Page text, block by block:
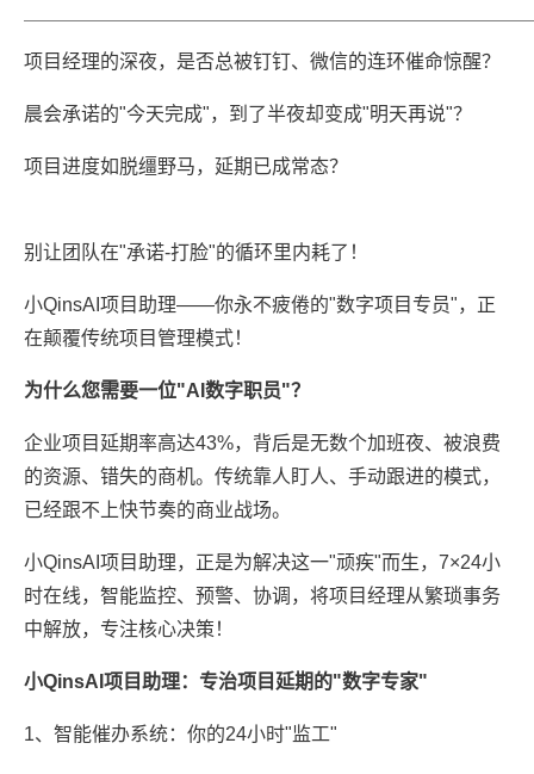
项目经理的深夜，是否总被钉钉、微信的连环催命惊醒？
晨会承诺的"今天完成"，到了半夜却变成"明天再说"？
项目进度如脱缰野马，延期已成常态？
别让团队在"承诺-打脸"的循环里内耗了！
小QinsAI项目助理——你永不疲倦的"数字项目专员"，正
在颠覆传统项目管理模式！
为什么您需要一位"AI数字职员"？
企业项目延期率高达43%，背后是无数个加班夜、被浪费
的资源、错失的商机。传统靠人盯人、手动跟进的模式，
已经跟不上快节奏的商业战场。
小QinsAI项目助理，正是为解决这一"顽疾"而生，7×24小
时在线，智能监控、预警、协调，将项目经理从繁琐事务
中解放，专注核心决策！
小QinsAI项目助理：专治项目延期的"数字专家"
1、智能催办系统：你的24小时"监工"